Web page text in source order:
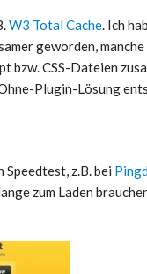
W3 Total Cache. Ich
geworden,
CSS-Dateien
Plugin-Lösung
z.B. bei
zum Laden